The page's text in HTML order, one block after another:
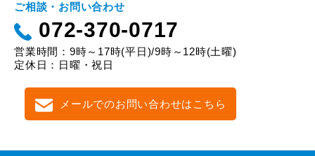
ご相談・お問い合わせ
072-370-0717
営業時間：9時～17時(平日)/9時～12時(土曜)
定休日：日曜・祝日
メールでのお問い合わせはこちら